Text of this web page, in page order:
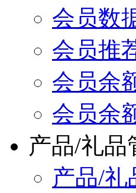
会员数
会员推
会员余
会员余
产品/礼品
产品/礼